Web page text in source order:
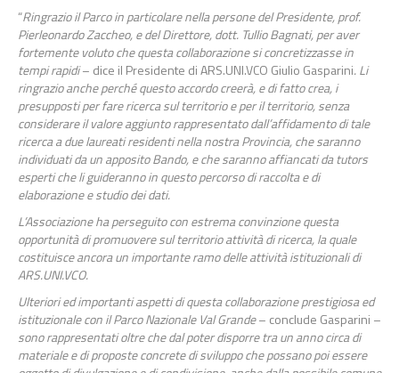
“Ringrazio il Parco in particolare nella persone del Presidente, prof.
Pierleonardo Zaccheo, e del Direttore, dott. Tullio Bagnati, per aver
fortemente voluto che questa collaborazione si concretizzasse in
tempi rapidi– dice il Presidente di ARS.UNI.VCO Giulio Gasparini. Li
ringrazio anche perché questo accordo creerà, e di fatto crea, i
presupposti per fare ricerca sul territorio e per il territorio, senza
considerare il valore aggiunto rappresentato dall’affidamento di tale
ricerca a due laureati residenti nella nostra Provincia, che saranno
individuati da un apposito Bando, e che saranno affiancati da tutors
esperti che li guideranno in questo percorso di raccolta e di
elaborazione e studio dei dati.
L’Associazione ha perseguito con estrema convinzione questa
opportunità di promuovere sul territorio attività di ricerca, la quale
costituisce ancora un importante ramo delle attività istituzionali di
ARS.UNI.VCO.
Ulteriori ed importanti aspetti di questa collaborazione prestigiosa ed
istituzionale con il Parco Nazionale Val Grande– conclude Gasparini –
sono rappresentati oltre che dal poter disporre tra un anno circa di
materiale e di proposte concrete di sviluppo che possano poi essere